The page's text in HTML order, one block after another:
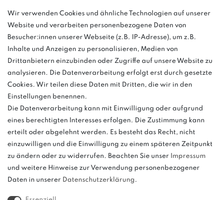
info@bonvenon.de
03763 4048350
Montag - Freitag, 08:00 - 16:00
Anrufe aus dem dt. Festnetz zum Ortstarif, Preise aus dem Mobilfunknetz
ggf. abweichend (abhängig vom Provider).
und
weitere.
Wir verwenden Cookies und ähnliche Technologien auf unserer
Website und verarbeiten personenbezogene Daten von
Besucher:innen unserer Webseite (z.B. IP-Adresse), um z.B.
Inhalte und Anzeigen zu personalisieren, Medien von
Drittanbietern einzubinden oder Zugriffe auf unsere Website zu
analysieren. Die Datenverarbeitung erfolgt erst durch gesetzte
Cookies. Wir teilen diese Daten mit Dritten, die wir in den
Einstellungen benennen.
Die Datenverarbeitung kann mit Einwilligung oder aufgrund
eines berechtigten Interesses erfolgen. Die Zustimmung kann
erteilt oder abgelehnt werden. Es besteht das Recht, nicht
einzuwilligen und die Einwilligung zu einem späteren Zeitpunkt
zu ändern oder zu widerrufen. Beachten Sie unser
Impressum
und weitere Hinweise zur Verwendung personenbezogener
Daten in unserer Daten­schutz­erklärung.